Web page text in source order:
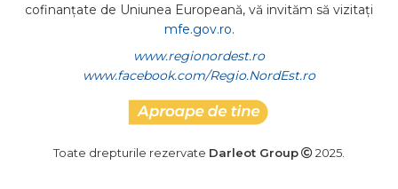
cofinanțate de Uniunea Europeană, vă invităm să vizitați
mfe.gov.ro.
www.regionordest.ro
www.facebook.com/Regio.NordEst.ro
Toate drepturile rezervate Darleot Group 2025.